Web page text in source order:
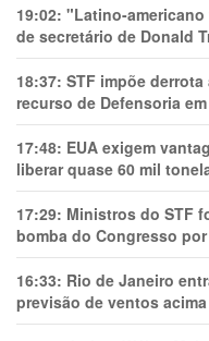
19:02: "Latino-
de secretário de Donald
18:37: STF impõe
recurso de Defensoria
17:48: EUA exigem
liberar quase 60 mil
17:29: Ministros do STF
bomba do Congresso
16:33: Rio de Janeiro
previsão de ventos